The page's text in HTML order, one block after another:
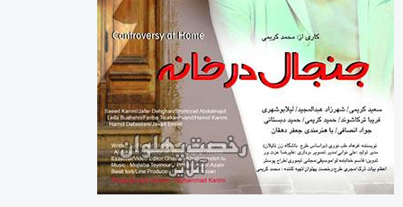
دسته‌ها
اینفوگرافی
تازه های پهلوانی